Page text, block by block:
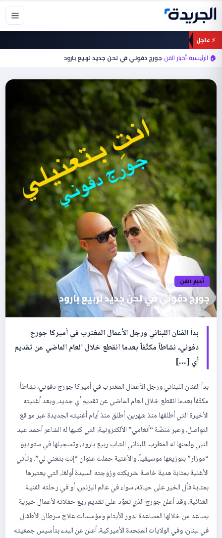
تخطي
المحتوى
⚡ عاجل
🏠 الرئيسية›أخبار الفن›جورج دفوني في لحن جديد لربيع بارود
أخبار الفن
جورج دفوني في لحن جديد لربيع بارود
بدأ الفنان اللبناني ورجل الأعمال المغترب في أميركا جورج
دفوني، نشاطاً مكثّفاً بعدما انقطع خلال العام الماضي عن تقديم
أي […]
بدأ الفنان اللبناني ورجل الأعمال المغترب في أميركا جورج دفوني، نشاطاً
مكثّفاً بعدما انقطع خلال العام الماضي عن تقديم أي جديد. وبعد أغنيته
الأخيرة التي أطلقها منذ شهرين، أطلق منذ أيام أغنيته الجديدة عبر مواقع
التواصل، وعبر منصّة “أنغامي” الألكترونية، التي كتبها له الشاعر أحمد عبد
النبي ولحنها له المطرب اللبناني الشاب ربيع بارود، وتسجيلها في ستوديو
“موزار” بتوزيعها موسيقياً. والأغنية حملت عنوان “إنتِ بتعني لي”. وتأتي
الأغنية بمثابة هدية خاصة لشريكته وزوجته السيدة أولغا، التي يعتبرها
بمثابة فأل الخير على حياته، سواء في عالم البزنس، أو في رحلته الفنية
الغنائية. وقد أعلن جورج الذي تعوّد على تقديم ريع حفلاته لأعمال خيرية
يساعد من خلالها المساعدة لدور الأيتام ومؤسسات علاج سرطان الأطفال
في لبنان، وفي الولايات المتحدة الأميركية، أعلن عن البدء بتأسيس جمعيته